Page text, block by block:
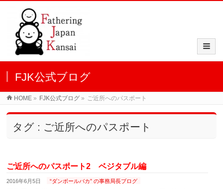
FJK公式ブログ
HOME » FJK公式ブログ » ご近所へのパスポート
タグ : ご近所へのパスポート
ご近所へのパスポート2 ベジタブル編
2016年6月5日 “ダンボールバカ” の事務局長ブログ